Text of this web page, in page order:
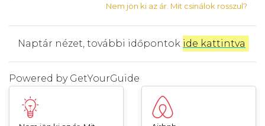
Nem jön ki az ár. Mit csinálok rosszul?
Naptár nézet, további időpontok ide kattintva
Powered by GetYourGuide